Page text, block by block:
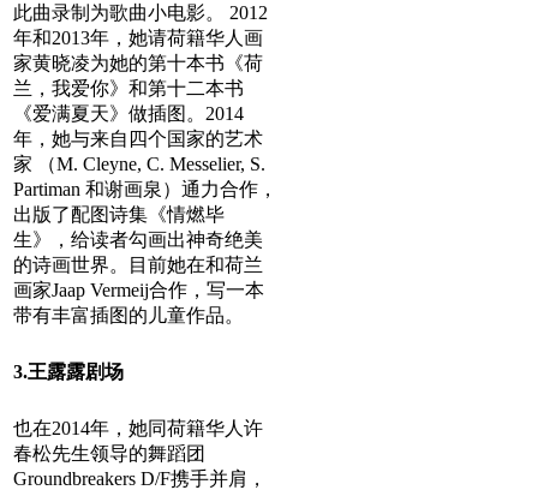
此曲录制为歌曲小电影。 2012
年和2013年，她请荷籍华人画
家黄晓凌为她的第十本书《荷
兰，我爱你》和第十二本书
《爱满夏天》做插图。2014
年，她与来自四个国家的艺术
家 （M. Cleyne, C. Messelier, S.
Partiman 和谢画泉）通力合作，
出版了配图诗集《情燃毕
生》，给读者勾画出神奇绝美
的诗画世界。目前她在和荷兰
画家Jaap Vermeij合作，写一本
带有丰富插图的儿童作品。
3.王露露剧场
也在2014年，她同荷籍华人许
春松先生领导的舞蹈团
Groundbreakers D/F携手并肩，